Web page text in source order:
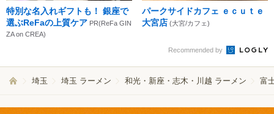
特別な名入れギフトも！ 銀座で
選ぶReFaの上質ケア PR(ReFa GIN
ZA on CREA)
パークサイドカフェ ｅｃｕｔｅ
大宮店 (大宮/カフェ)
Recommended by
埼玉 埼玉 ラーメン 和光・新座・志木・川越 ラーメン 富